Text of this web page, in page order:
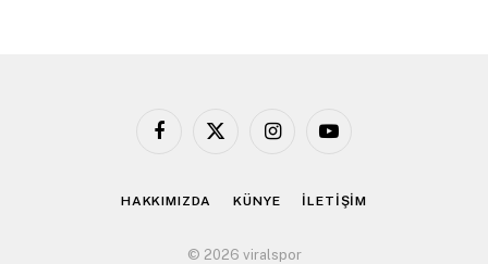
Facebook
X
InstagramYouTube
HAKKIMIZDA KÜNYE İLETİŞİM
© 2026 viralspor